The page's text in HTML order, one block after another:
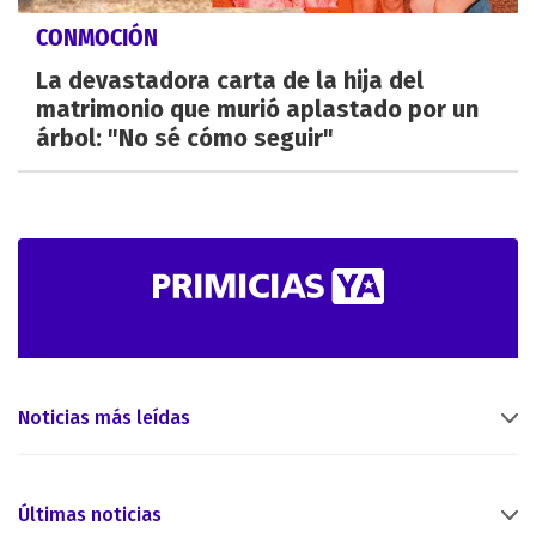
CONMOCIÓN
La devastadora carta de la hija del
matrimonio que murió aplastado por un
árbol: "No sé cómo seguir"
Noticias más leídas
Últimas noticias